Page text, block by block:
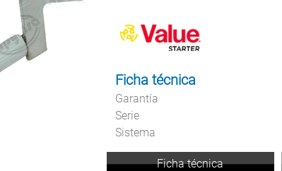
Ficha técnica
Garantía
Serie
Sistema
Ficha técnica